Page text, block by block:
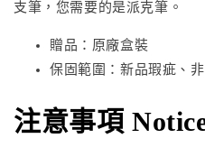
支筆，您需要的是派克筆。
贈品：原廠盒裝
保固範圍：新品瑕疵、
注意事項